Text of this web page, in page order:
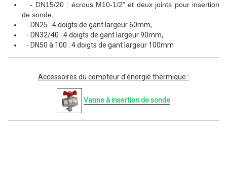
- DN15/20 : écrous M10-1/2" et deux joints pour insertion
de sonde,
- DN25 : 4 doigts de gant largeur 60mm,
- DN32/40 : 4 doigts de gant largeur 90mm,
- DN50 à 100 : 4 doigts de gant largeur 100mm
Accessoires du compteur d'énergie thermique :
Vanne à insertion de sonde